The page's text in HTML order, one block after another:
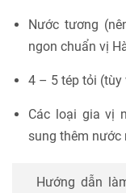
Nước tương
ngon chuẩn vị
4 – 5 tép tỏi
Các loại gia vị
sung thêm nước
Hướng dẫn